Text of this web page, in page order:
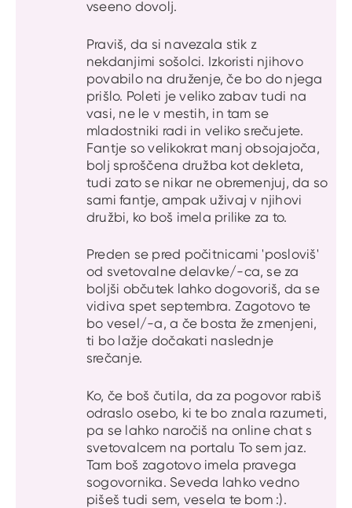
vseeno dovolj.
Praviš, da si navezala stik z
nekdanjimi sošolci. Izkoristi njihovo
povabilo na druženje, če bo do njega
prišlo. Poleti je veliko zabav tudi na
vasi, ne le v mestih, in tam se
mladostniki radi in veliko srečujete.
Fantje so velikokrat manj obsojajoča,
bolj sproščena družba kot dekleta,
tudi zato se nikar ne obremenjuj, da so
sami fantje, ampak uživaj v njihovi
družbi, ko boš imela prilike za to.
Preden se pred počitnicami 'posloviš'
od svetovalne delavke/-ca, se za
boljši občutek lahko dogovoriš, da se
vidiva spet septembra. Zagotovo te
bo vesel/-a, a če bosta že zmenjeni,
ti bo lažje dočakati naslednje
srečanje.
Ko, če boš čutila, da za pogovor rabiš
odraslo osebo, ki te bo znala razumeti,
pa se lahko naročiš na online chat s
svetovalcem na portalu To sem jaz.
Tam boš zagotovo imela pravega
sogovornika. Seveda lahko vedno
pišeš tudi sem, vesela te bom :).